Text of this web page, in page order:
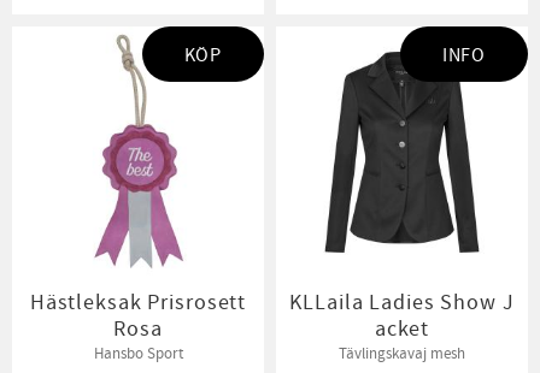
Hästleksak Prisrosett
Rosa
Hansbo Sport
KÖP
KLLaila Ladies Show J
acket
Tävlingskavaj mesh
INFO